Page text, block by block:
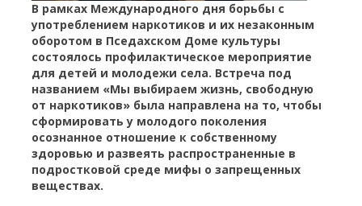
В рамках Международного дня борьбы с
употреблением наркотиков и их незаконным
оборотом в Пседахском Доме культуры
состоялось профилактическое мероприятие
для детей и молодежи села. Встреча под
названием «Мы выбираем жизнь, свободную
от наркотиков» была направлена на то, чтобы
сформировать у молодого поколения
осознанное отношение к собственному
здоровью и развеять распространенные в
подростковой среде мифы о запрещенных
веществах.